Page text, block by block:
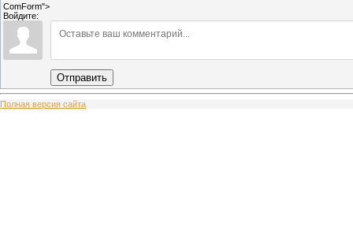
ComForm">
Войдите:
Отправить
Полная версия сайта